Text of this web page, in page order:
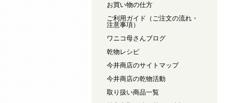
お買い物の仕方
ご利用ガイド（ご注文の流れ・
注意事項）
ワニコ母さんブログ
乾物レシピ
今井商店のサイトマップ
今井商店の乾物活動
取り扱い商品一覧